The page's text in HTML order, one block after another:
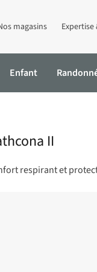
magasins Expertise
Enfant
II
respirant et